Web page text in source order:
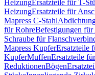
HeizungErsatzteile für T-
HeizungErsatzteile für
Mapress C-Stahl
für RohreBefestigungen für
Schraube für
Mapress KupferErsatzteile
KupferMuffenErsatzteile
ReduktionenBögen